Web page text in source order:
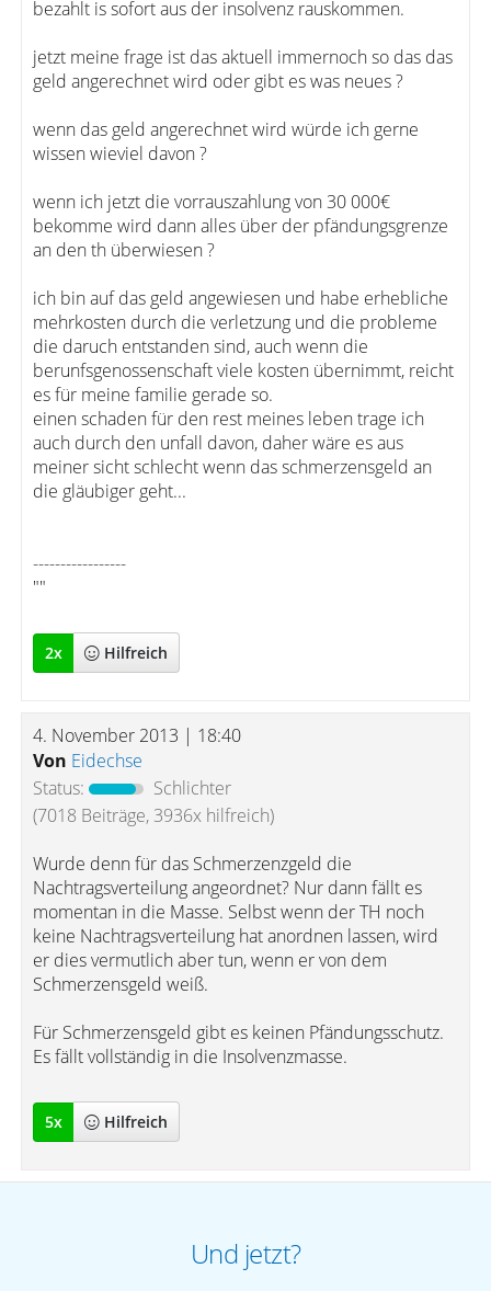
bezahlt is sofort aus der insolvenz rauskommen.
jetzt meine frage ist das aktuell immernoch so das das
geld angerechnet wird oder gibt es was neues ?
wenn das geld angerechnet wird würde ich gerne
wissen wieviel davon ?
wenn ich jetzt die vorrauszahlung von 30 000€
bekomme wird dann alles über der pfändungsgrenze
an den th überwiesen ?
ich bin auf das geld angewiesen und habe erhebliche
mehrkosten durch die verletzung und die probleme
die daruch entstanden sind, auch wenn die
berunfsgenossenschaft viele kosten übernimmt, reicht
es für meine familie gerade so.
einen schaden für den rest meines leben trage ich
auch durch den unfall davon, daher wäre es aus
meiner sicht schlecht wenn das schmerzensgeld an
die gläubiger geht...
-----------------
""
2x Hilfreich
4. November 2013 | 18:40
Von Eidechse
Status:
Schlichter
(7018 Beiträge, 3936x hilfreich)
Wurde denn für das Schmerzenzgeld die
Nachtragsverteilung angeordnet? Nur dann fällt es
momentan in die Masse. Selbst wenn der TH noch
keine Nachtragsverteilung hat anordnen lassen, wird
er dies vermutlich aber tun, wenn er von dem
Schmerzensgeld weiß.
Für Schmerzensgeld gibt es keinen Pfändungsschutz.
Es fällt vollständig in die Insolvenzmasse.
5x Hilfreich
Und jetzt?